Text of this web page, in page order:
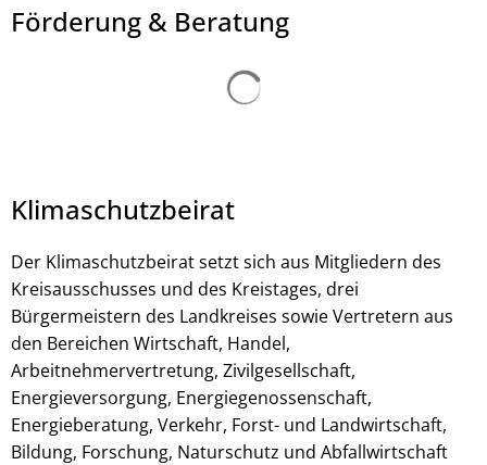
Förderung & Beratung
Klimaschutzbeirat
Der Klimaschutzbeirat setzt sich aus Mitgliedern des
Kreisausschusses und des Kreistages, drei
Bürgermeistern des Landkreises sowie Vertretern aus
den Bereichen Wirtschaft, Handel,
Arbeitnehmervertretung, Zivilgesellschaft,
Energieversorgung, Energiegenossenschaft,
Energieberatung, Verkehr, Forst- und Landwirtschaft,
Bildung, Forschung, Naturschutz und Abfallwirtschaft